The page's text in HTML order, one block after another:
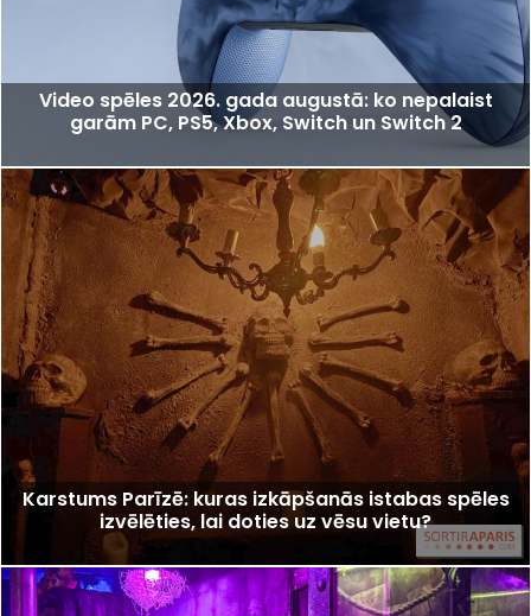
Video spēles 2026. gada augustā: ko nepalaist
garām PC, PS5, Xbox, Switch un Switch 2
Karstums Parīzē: kuras izkāpšanās istabas spēles
izvēlēties, lai doties uz vēsu vietu?